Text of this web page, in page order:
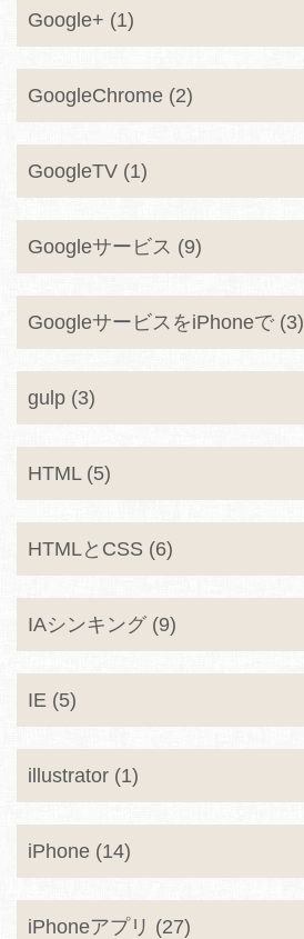
Google+ (1)
GoogleChrome (2)
GoogleTV (1)
Googleサービス (9)
GoogleサービスをiPhoneで (3)
gulp (3)
HTML (5)
HTMLとCSS (6)
IAシンキング (9)
IE (5)
illustrator (1)
iPhone (14)
iPhoneアプリ (27)